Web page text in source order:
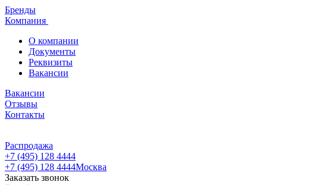
Бренды
Компания
О компании
Документы
Реквизиты
Вакансии
Вакансии
Отзывы
Контакты
Распродажа
+7 (495) 128 4444
+7 (495) 128 4444Москва
Заказать звонок